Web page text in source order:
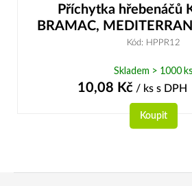
Příchytka hřebenáčů
BRAMAC,
Kód: HPPR12
Skladem > 1000 ks
10,08 Kč/ ks s DPH
Koupit